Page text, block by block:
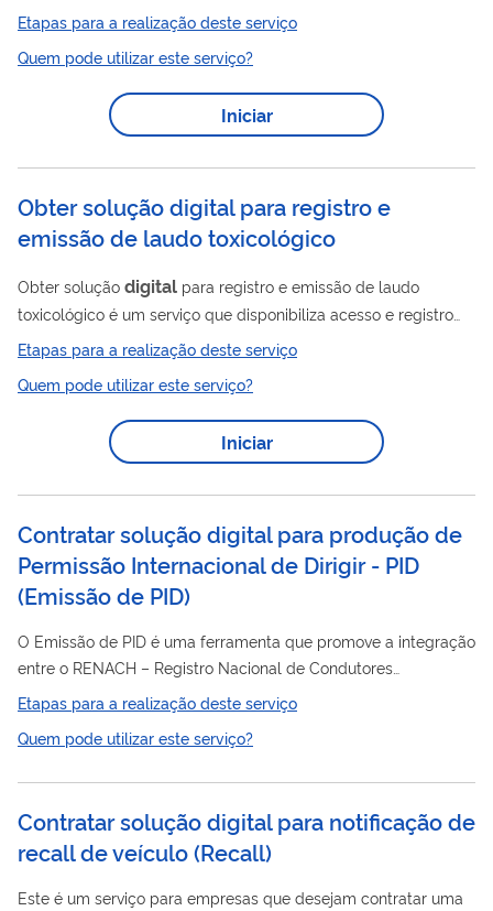
aberto.
Etapas para a realização deste serviço
Quem pode utilizar este serviço?
Iniciar
Obter solução digital para registro e
emissão de laudo toxicológico
Obter solução digital para registro e emissão de laudo
toxicológico é um serviço que disponibiliza acesso e registro
de laudo toxicológico de condutores no Registro Nacional de
Condutores Habilitados (RENACH), p or meio de webservice
(WS). O serviço permite: incluir resultados de exames
toxicológicos; excluir resultados de exames toxicológicos;
consultar resultados de exames toxicológicos. Esse acesso é
Etapas para a realização deste serviço
Quem pode utilizar este serviço?
Iniciar
Contratar solução digital para produção de
Permissão Internacional de Dirigir - PID
(Emissão de PID)
O Emissão de PID é uma ferramenta que promove a integração
entre o RENACH – Registro Nacional de Condutores
Habilitados e os sistemas das gráficas credenciadas pelo
Denatran, para que elas possam obter os dados necessários
para emissão da PID.
Etapas para a realização deste serviço
Quem pode utilizar este serviço?
Contratar solução digital para notificação de
recall de veículo(Recall)
Este é um serviço para empresas que desejam contratar uma